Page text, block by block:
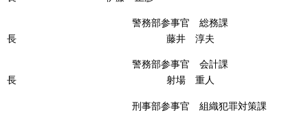
警務部参事官 総務課
長 藤井 淳夫
警務部参事官 会計課
長 射場 重人
刑事部参事官 組織犯罪対策課